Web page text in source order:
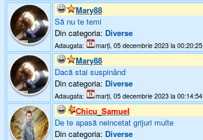
Mary88
Să nu te temi
Din categoria: Diverse
Adaugata: marți, 05 decembrie 2023 la 00:20:25
Mary88
Dacă stai suspinând
Din categoria: Diverse
Adaugata: marți, 05 decembrie 2023 la 00:14:54
Chicu_Samuel
De te apasă neincetat grijuri multe
Din categoria: Diverse